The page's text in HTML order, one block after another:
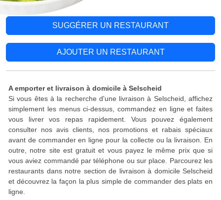
SUGGÉRER UN RESTAURANT
AJOUTER UN RESTAURANT
A emporter et livraison à domicile à Selscheid
Si vous êtes à la recherche d'une livraison à Selscheid, affichez
simplement les menus ci-dessus, commandez en ligne et faites
vous livrer vos repas rapidement. Vous pouvez également
consulter nos avis clients, nos promotions et rabais spéciaux
avant de commander en ligne pour la collecte ou la livraison. En
outre, notre site est gratuit et vous payez le même prix que si
vous aviez commandé par téléphone ou sur place. Parcourez les
restaurants dans notre section de livraison à domicile Selscheid
et découvrez la façon la plus simple de commander des plats en
ligne.